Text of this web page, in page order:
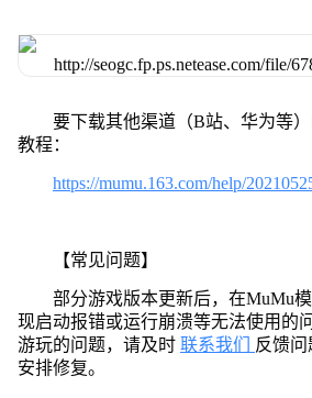
要下载其他渠道（B站、华为等
教程：
https://mumu.163.com/help/
【常见问题】
部分游戏版本更新后，在MuMu
现启动报错或运行崩溃等无法使用的
游玩的问题，请及时 联系我们
反馈
安排修复。